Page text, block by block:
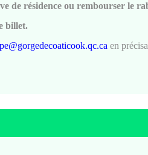
de résidence ou rembourser le
billet.
en